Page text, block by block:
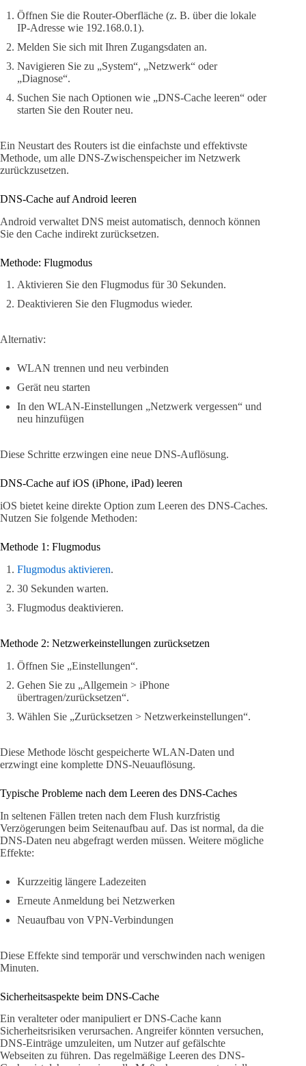
Öffnen Sie die Router-Oberfläche (z. B. über die lokale
IP-Adresse wie 192.168.0.1).
Melden Sie sich mit Ihren Zugangsdaten an.
Navigieren Sie zu „System“, „Netzwerk“ oder
„Diagnose“.
Suchen Sie nach Optionen wie „DNS-Cache leeren“ oder
starten Sie den Router neu.
Ein Neustart des Routers ist die einfachste und effektivste
Methode, um alle DNS-Zwischenspeicher im Netzwerk
zurückzusetzen.
DNS-Cache auf Android leeren
Android verwaltet DNS meist automatisch, dennoch können
Sie den Cache indirekt zurücksetzen.
Methode: Flugmodus
Aktivieren Sie den Flugmodus für 30 Sekunden.
Deaktivieren Sie den Flugmodus wieder.
Alternativ:
WLAN trennen und neu verbinden
Gerät neu starten
In den WLAN-Einstellungen „Netzwerk vergessen“ und
neu hinzufügen
Diese Schritte erzwingen eine neue DNS-Auflösung.
DNS-Cache auf iOS (iPhone, iPad) leeren
iOS bietet keine direkte Option zum Leeren des DNS-Caches.
Nutzen Sie folgende Methoden:
Methode 1: Flugmodus
Flugmodus aktivieren.
30 Sekunden warten.
Flugmodus deaktivieren.
Methode 2: Netzwerkeinstellungen zurücksetzen
Öffnen Sie „Einstellungen“.
Gehen Sie zu „Allgemein > iPhone
übertragen/zurücksetzen“.
Wählen Sie „Zurücksetzen > Netzwerkeinstellungen“.
Diese Methode löscht gespeicherte WLAN-Daten und
erzwingt eine komplette DNS-Neuauflösung.
Typische Probleme nach dem Leeren des DNS-Caches
In seltenen Fällen treten nach dem Flush kurzfristig
Verzögerungen beim Seitenaufbau auf. Das ist normal, da die
DNS-Daten neu abgefragt werden müssen. Weitere mögliche
Effekte:
Kurzzeitig längere Ladezeiten
Erneute Anmeldung bei Netzwerken
Neuaufbau von VPN-Verbindungen
Diese Effekte sind temporär und verschwinden nach wenigen
Minuten.
Sicherheitsaspekte beim DNS-Cache
Ein veralteter oder manipuliert er DNS-Cache kann
Sicherheitsrisiken verursachen. Angreifer könnten versuchen,
DNS-Einträge umzuleiten, um Nutzer auf gefälschte
Webseiten zu führen. Das regelmäßige Leeren des DNS-